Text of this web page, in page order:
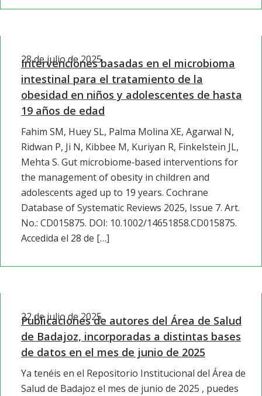
28 de julio de 2025
Intervenciones basadas en el microbioma
intestinal para el tratamiento de la
obesidad en niños y adolescentes de hasta
19 años de edad
Fahim SM, Huey SL, Palma Molina XE, Agarwal N,
Ridwan P, Ji N, Kibbee M, Kuriyan R, Finkelstein JL,
Mehta S. Gut microbiome‐based interventions for
the management of obesity in children and
adolescents aged up to 19 years. Cochrane
Database of Systematic Reviews 2025, Issue 7. Art.
No.: CD015875. DOI: 10.1002/14651858.CD015875.
Accedida el 28 de […]
22 de julio de 2025
Publicaciones de autores del Área de Salud
de Badajoz, incorporadas a distintas bases
de datos en el mes de junio de 2025
Ya tenéis en el Repositorio Institucional del Área de
Salud de Badajoz el mes de junio de 2025 , puedes